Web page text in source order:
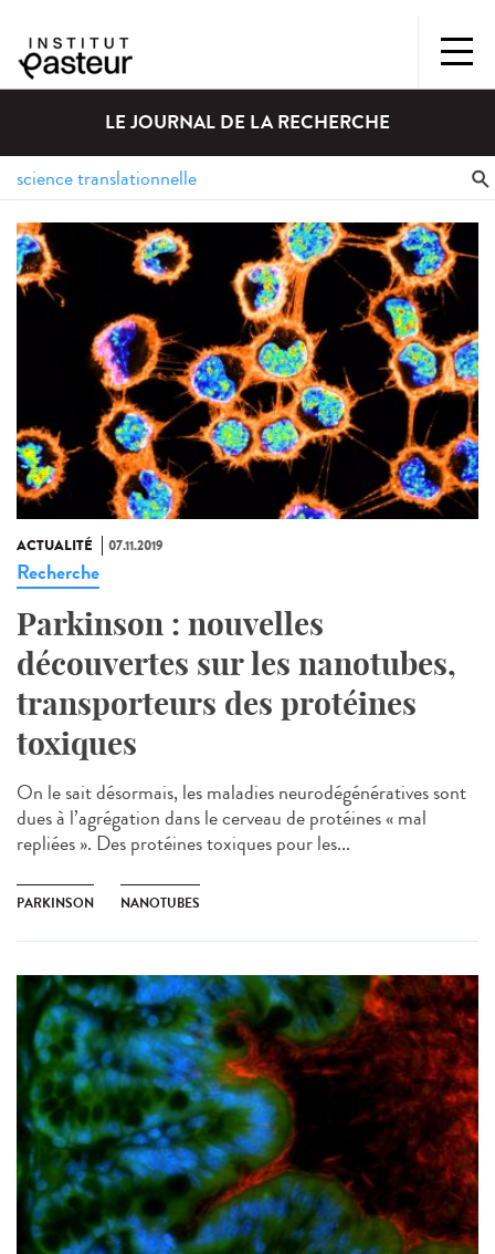
LE JOURNAL DE LA RECHERCHE
ACTUALITÉ 07.11.2019
Recherche
Parkinson : nouvelles
découvertes sur les nanotubes,
transporteurs des protéines
toxiques
On le sait désormais, les maladies neurodégénératives sont
dues à l’agrégation dans le cerveau de protéines « mal
repliées ». Des protéines toxiques pour les...
PARKINSON NANOTUBES